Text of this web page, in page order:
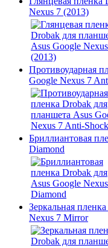
Nexus 7 (2013)
Противоударная
Google Nexus 7
Бриллиантовая
Diamond
Зеркальная
Nexus 7 Mirror